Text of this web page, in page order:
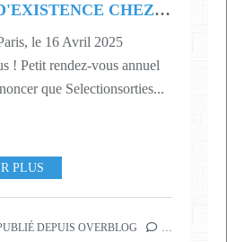
🎁 5 ANS D'EXISTENCE CHEZ OVERBLOG !!!
le 16 Avril 2025
! Petit rendez-vous annuel
que Selectionsorties...
PLUS
DEPUIS OVERBLOG …